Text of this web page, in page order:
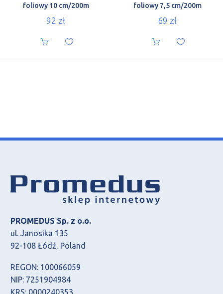
foliowy 10 cm/200m
92 zł
foliowy 7,5 cm/200m
69 zł
PROMEDUS Sp. z o.o.
ul. Janosika 135
92-108 Łódź, Poland
REGON: 100066059
NIP: 7251904984
KRS: 0000240353